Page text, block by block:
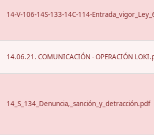
14-V-106-14S-133-14C-114-
14.06.21. COMUNICACIÓN - OPERACIÓN
14_S_134_Denuncia,_sanción_y_detracción.pdf